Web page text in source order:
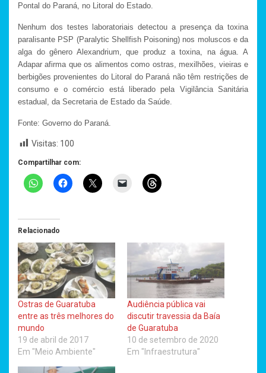
Pontal do Paraná, no Litoral do Estado.
Nenhum dos testes laboratoriais detectou a presença da toxina
paralisante PSP (Paralytic Shellfish Poisoning) nos moluscos e da
alga do gênero Alexandrium, que produz a toxina, na água. A
Adapar afirma que os alimentos como ostras, mexilhões, vieiras e
berbigões provenientes do Litoral do Paraná não têm restrições de
consumo e o comércio está liberado pela Vigilância Sanitária
estadual, da Secretaria de Estado da Saúde.
Fonte: Governo do Paraná.
Visitas: 100
Compartilhar com:
Relacionado
Ostras de Guaratuba
entre as três melhores do
mundo
19 de abril de 2017
Em "Meio Ambiente"
Audiência pública vai
discutir travessia da Baía
de Guaratuba
10 de setembro de 2020
Em "Infraestrutura"